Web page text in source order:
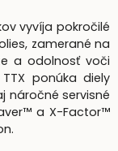
vyvíja pokročilé
zamerané na
a odolnosť voči
ponúka diely
náročné servisné
a X-Factor™